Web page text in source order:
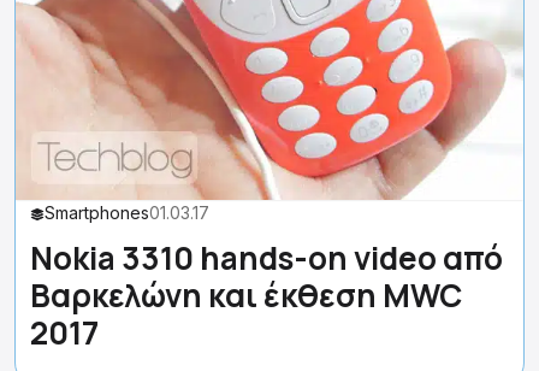
Smartphones01.03.17
Nokia 3310 hands-on video από
Βαρκελώνη και έκθεση MWC
2017